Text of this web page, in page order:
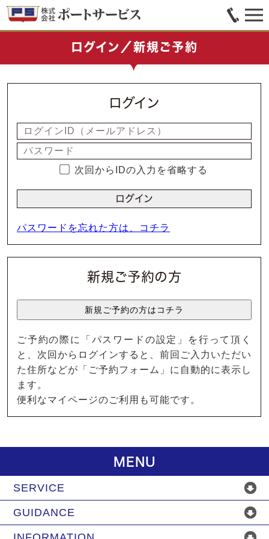
ログイン／新規ご予約
ログイン
次回からIDの入力を省略する
パスワードを忘れた方は、コチラ
新規ご予約の方
ご予約の際に「パスワードの設定」を行って頂く
と、次回からログインすると、前回ご入力いただい
た住所などが「ご予約フォーム」に自動的に表示し
ます。
便利なマイページのご利用も可能です。
MENU
SERVICE
GUIDANCE